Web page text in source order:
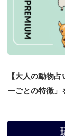
【大人の動物
ーごとの特徴」